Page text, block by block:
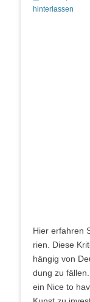
on
hinterlassen
Hier erfah­ren
ri­en. Die­se
hän­gig von
dung zu
ein Nice to